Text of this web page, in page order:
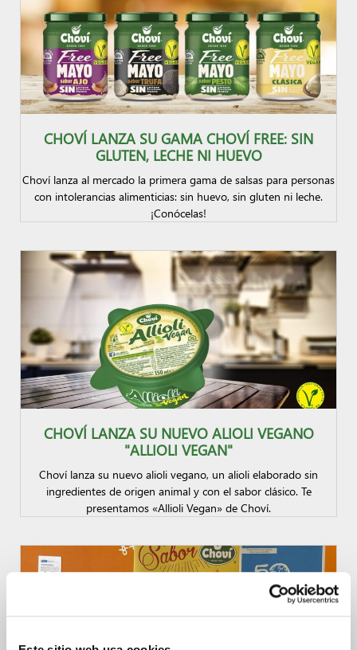
CHOVÍ LANZA SU GAMA CHOVÍ FREE: SIN
GLUTEN, LECHE NI HUEVO
Choví lanza al mercado la primera gama de salsas para personas
con intolerancias alimenticias: sin huevo, sin gluten ni leche.
¡Conócelas!
CHOVÍ LANZA SU NUEVO ALIOLI VEGANO
"ALLIOLI VEGAN"
Choví lanza su nuevo alioli vegano, un alioli elaborado sin
ingredientes de origen animal y con el sabor clásico. Te
presentamos «Allioli Vegan» de Choví.